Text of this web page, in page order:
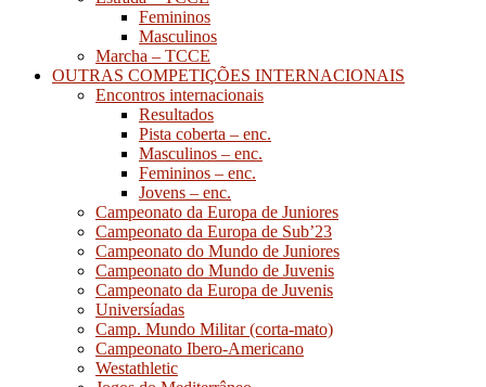
Femininos
Masculinos
Marcha – TCCE
OUTRAS COMPETIÇÕES INTERNACIONAIS
Encontros internacionais
Resultados
Pista coberta – enc.
Masculinos – enc.
Femininos – enc.
Jovens – enc.
Campeonato da Europa de Juniores
Campeonato da Europa de Sub’23
Campeonato do Mundo de Juniores
Campeonato do Mundo de Juvenis
Campeonato da Europa de Juvenis
Universíadas
Camp. Mundo Militar (corta-mato)
Campeonato Ibero-Americano
Westathletic